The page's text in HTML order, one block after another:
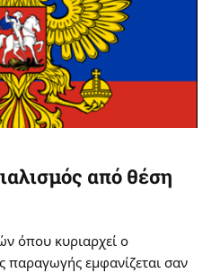
από θέση
όπου κυριαρχεί ο
παραγωγής εμφανίζεται σαν